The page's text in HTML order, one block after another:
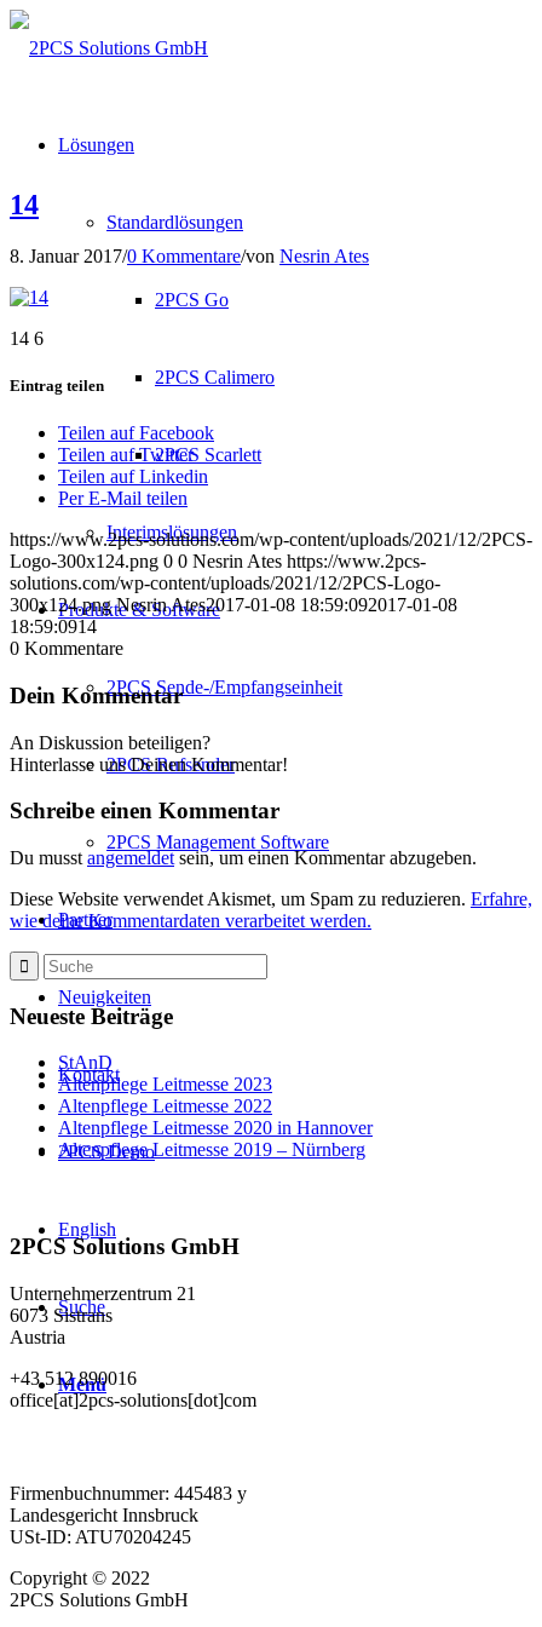
Lösungen
Standardlösungen
2PCS Go
2PCS Calimero
2PCS Scarlett
Interimslösungen
Produkte & Software
2PCS Sende-/Empfangseinheit
2PCS Rufsender
2PCS Management Software
Partner
Neuigkeiten
Kontakt
2PCS Demo
English
Suche
Menü
14
8. Januar 2017/0 Kommentare/von Nesrin Ates
14 6
Eintrag teilen
Teilen auf Facebook
Teilen auf Twitter
Teilen auf Linkedin
Per E-Mail teilen
https://www.2pcs-solutions.com/wp-content/uploads/2021/12/2PCS-
Logo-300x124.png 0 0 Nesrin Ates https://www.2pcs-
solutions.com/wp-content/uploads/2021/12/2PCS-Logo-
300x124.png Nesrin Ates2017-01-08 18:59:092017-01-08
18:59:0914
0 Kommentare
Dein Kommentar
An Diskussion beteiligen?
Hinterlasse uns Deinen Kommentar!
Schreibe einen Kommentar
Du musst angemeldetsein, um einen Kommentar abzugeben.
Diese Website verwendet Akismet, um Spam zu reduzieren. Erfahre,
wie deine Kommentardaten verarbeitet werden.
Neueste Beiträge
StAnD
Altenpflege Leitmesse 2023
Altenpflege Leitmesse 2022
Altenpflege Leitmesse 2020 in Hannover
Altenpflege Leitmesse 2019 – Nürnberg
2PCS Solutions GmbH
Unternehmerzentrum 21
6073 Sistrans
Austria
+43 512 890016
office[at]2pcs-solutions[dot]com
Firmenbuchnummer: 445483 y
Landesgericht Innsbruck
USt-ID: ATU70204245
Copyright © 2022
2PCS Solutions GmbH